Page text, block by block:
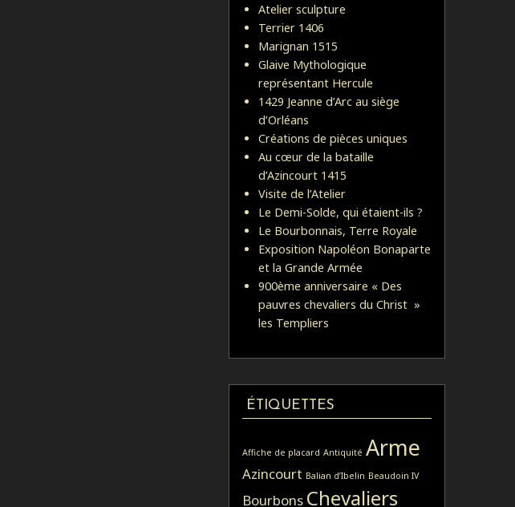
Atelier sculpture
Terrier 1406
Marignan 1515
Glaive Mythologique
représentant Hercule
1429 Jeanne d’Arc au siège
d’Orléans
Créations de pièces uniques
Au cœur de la bataille
d’Azincourt 1415
Visite de l’Atelier
Le Demi-Solde, qui étaient-ils ?
Le Bourbonnais, Terre Royale
Exposition Napoléon Bonaparte
et la Grande Armée
900ème anniversaire « Des
pauvres chevaliers du Christ »
les Templiers
ÉTIQUETTES
Affiche de placard Antiquité Arme
Azincourt Balian d’Ibelin Beaudoin IV
Bourbons Chevaliers